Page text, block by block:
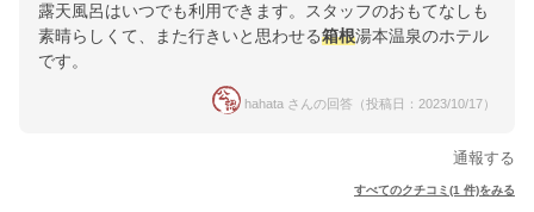
露天風呂はいつでも利用できます。スタッフのおもてなしも
素晴らしくて、また行きいと思わせる箱根湯本温泉のホテル
です。
hahata さんの回答（投稿日：2023/10/17）
通報する
すべてのクチコミ(1 件)をみる